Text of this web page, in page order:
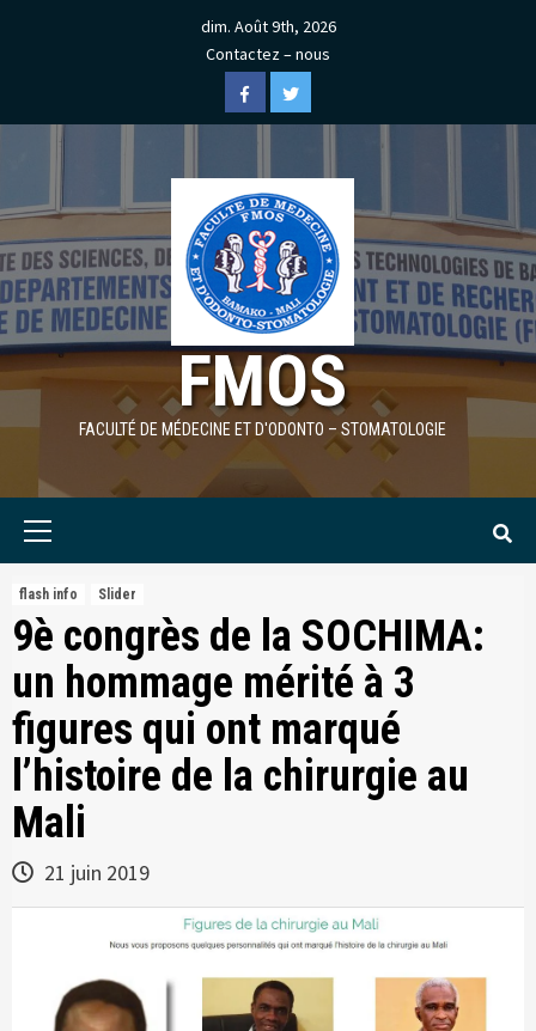
dim. Août 9th, 2026
Contactez – nous
FacebookTwitter
FMOS
FACULTÉ DE MÉDECINE ET D'ODONTO – STOMATOLOGIE
flash info Slider
9è congrès de la SOCHIMA:
un hommage mérité à 3
figures qui ont marqué
l’histoire de la chirurgie au
Mali
21 juin 2019